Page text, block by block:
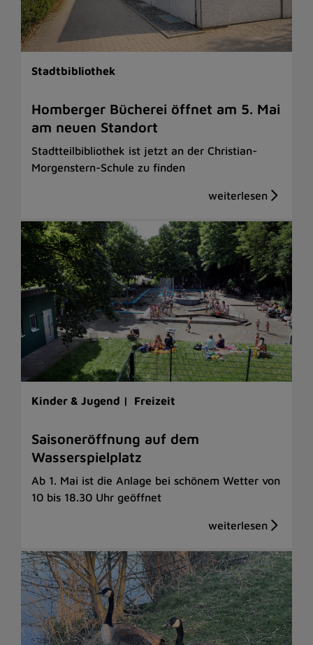
Stadtbibliothek
Homberger Bücherei öffnet am 5. Mai
am neuen Standort
Stadtteilbibliothek ist jetzt an der Christian-
Morgenstern-Schule zu finden
Kinder & Jugend | Freizeit
Saisoneröffnung auf dem
Wasserspielplatz
Ab 1. Mai ist die Anlage bei schönem Wetter von
10 bis 18.30 Uhr geöffnet